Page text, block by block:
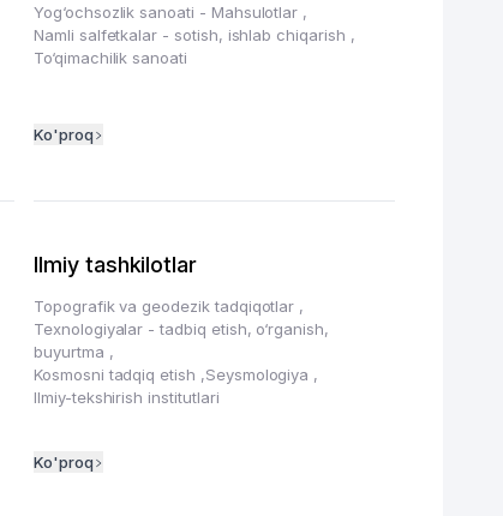
Yog‘ochsozlik sanoati - Mahsulotlar ,
Namli salfetkalar - sotish, ishlab chiqarish ,
To‘qimachilik sanoati
Ko'proq
Ilmiy tashkilotlar
Topografik va geodezik tadqiqotlar ,
Texnologiyalar - tadbiq etish, o‘rganish,
buyurtma ,
Kosmosni tadqiq etish ,Seysmologiya ,
Ilmiy-tekshirish institutlari
Ko'proq